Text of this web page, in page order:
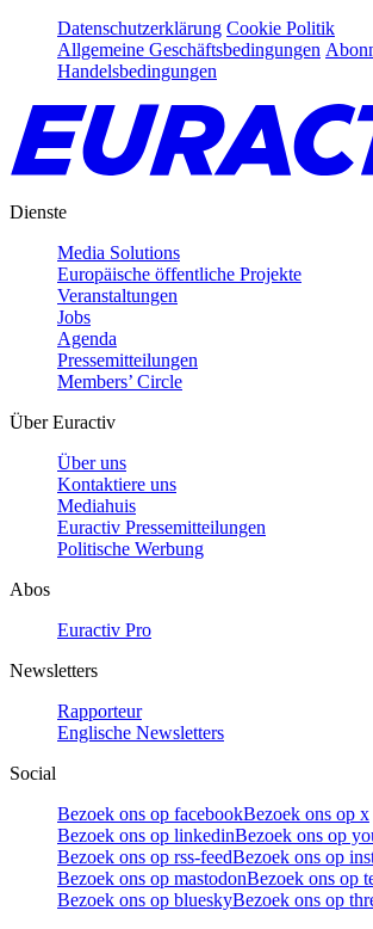
Datenschutzerklärung Cookie Politik
Allgemeine Geschäftsbedingungen
Handelsbedingungen
Dienste
Media Solutions
Europäische öffentliche Projekte
Veranstaltungen
Jobs
Agenda
Pressemitteilungen
Members’ Circle
Über Euractiv
Über uns
Kontaktiere uns
Mediahuis
Euractiv Pressemitteilungen
Politische Werbung
Abos
Euractiv Pro
Newsletters
Rapporteur
Englische Newsletters
Social
Bezoek ons op facebookBezoek ons op x
Bezoek ons op linkedinBezoek ons op
Bezoek ons op rss-feedBezoek ons op
Bezoek ons op mastodonBezoek ons op
Bezoek ons op blueskyBezoek ons op